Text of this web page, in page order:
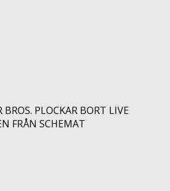
BROS. PLOCKAR BORT LIVE
FRÅN SCHEMAT